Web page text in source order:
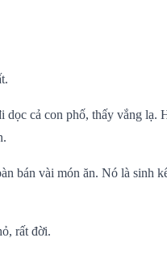
cả con phố, thấy vắng lạ.
bán vài món ăn. Nó là sinh
rất đời.